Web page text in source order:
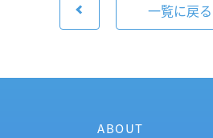
一覧に戻る
ABOUT